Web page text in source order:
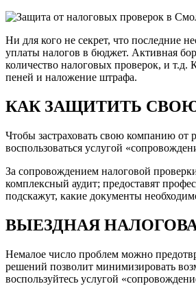
Ни для кого не секрет, что последние
уплаты налогов в бюджет. Активная
количество налоговых проверок, и т.д.
пеней и наложение штрафа.
КАК ЗАЩИТИТЬ
Чтобы застраховать свою компанию от
воспользоваться услугой
За сопровождением налоговой
комплексный аудит; предоставят
подскажут, какие документы
ВЫЕЗДНАЯ
Немалое число проблем можно
решений позволит минимизировать
воспользуйтесь услугой